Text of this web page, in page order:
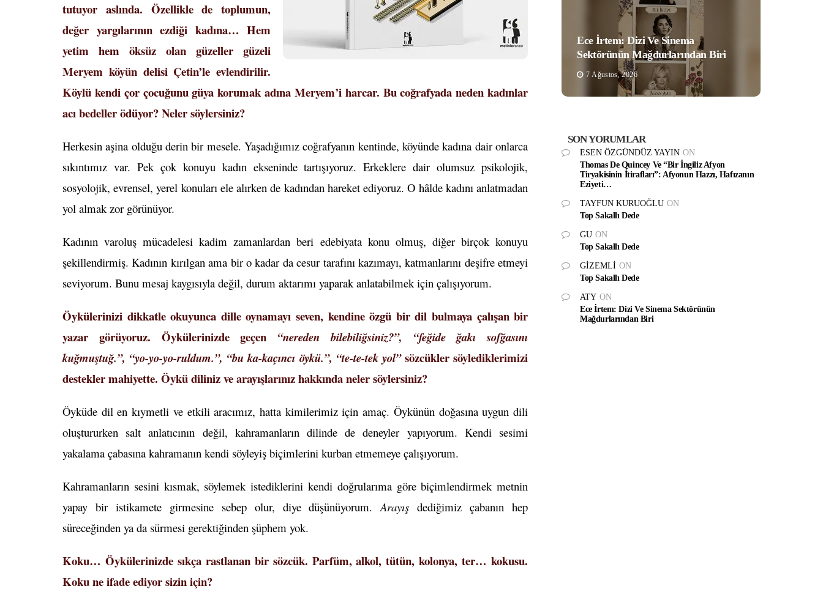
tutuyor aslında. Özellikle de toplumun,
değer yargılarının ezdiği kadına… Hem
yetim hem öksüz olan güzeller güzeli
Meryem köyün delisi Çetin’le evlendirilir.
Köylü kendi çor çocuğunu güya korumak adına Meryem’i harcar. Bu coğrafyada neden kadınlar
acı bedeller ödüyor? Neler söylersiniz?
Herkesin aşina olduğu derin bir mesele. Yaşadığımız coğrafyanın kentinde, köyünde kadına dair onlarca
sıkıntımız var. Pek çok konuyu kadın ekseninde tartışıyoruz. Erkeklere dair olumsuz psikolojik,
sosyolojik, evrensel, yerel konuları ele alırken de kadından hareket ediyoruz. O hâlde kadını anlatmadan
yol almak zor görünüyor.
Kadının varoluş mücadelesi kadim zamanlardan beri edebiyata konu olmuş, diğer birçok konuyu
şekillendirmiş. Kadının kırılgan ama bir o kadar da cesur tarafını kazımayı, katmanlarını deşifre etmeyi
seviyorum. Bunu mesaj kaygısıyla değil, durum aktarımı yaparak anlatabilmek için çalışıyorum.
Öykülerinizi dikkatle okuyunca dille oynamayı seven, kendine özgü bir dil bulmaya çalışan bir
yazar görüyoruz. Öykülerinizde geçen “nereden bilebiliğsiniz?”, “feğide ğakı sofğasını
kuğmuştuğ.”, “yo-yo-yo-ruldum.”, “bu ka-kaçıncı öykü.”, “te-te-tek yol”sözcükler söylediklerimizi
destekler mahiyette. Öykü diliniz ve arayışlarınız hakkında neler söylersiniz?
Öyküde dil en kıymetli ve etkili aracımız, hatta kimilerimiz için amaç. Öykünün doğasına uygun dili
oluştururken salt anlatıcının değil, kahramanların dilinde de deneyler yapıyorum. Kendi sesimi
yakalama çabasına kahramanın kendi söyleyiş biçimlerini kurban etmemeye çalışıyorum.
Kahramanların sesini kısmak, söylemek istediklerini kendi doğrularıma göre biçimlendirmek metnin
yapay bir istikamete girmesine sebep olur, diye düşünüyorum.Arayış dediğimiz çabanın hep
süreceğinden ya da sürmesi gerektiğinden şüphem yok.
Koku… Öykülerinizde sıkça rastlanan bir sözcük. Parfüm, alkol, tütün, kolonya, ter… kokusu.
Koku ne ifade ediyor sizin için?
Ece İrtem: Dizi Ve Sinema
Sektörünün Mağdurlarından Biri
7 Ağustos, 2026
SON YORUMLAR
ESEN ÖZGÜNDÜZ YAYIN ON
Thomas De Quincey Ve “Bir İngiliz Afyon
Tiryakisinin İtirafları”: Afyonun Hazzı, Hafızanın
Eziyeti…
TAYFUN KURUOĞLU ON
Top Sakallı Dede
GU ON
Top Sakallı Dede
GIZEMLI ON
Top Sakallı Dede
ATY ON
Ece İrtem: Dizi Ve Sinema Sektörünün
Mağdurlarından Biri